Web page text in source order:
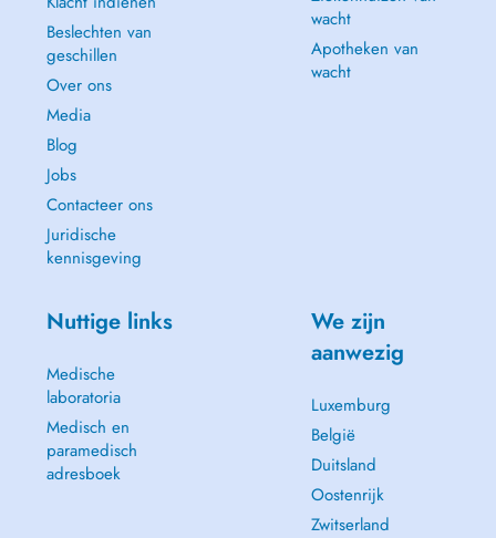
Beslechten van
geschillen
Over ons
Media
Blog
Jobs
Contacteer ons
Juridische
kennisgeving
wacht
Apotheken van
wacht
Nuttige links
Medische
laboratoria
Medisch en
paramedisch
adresboek
We zijn
aanwezig
Luxemburg
België
Duitsland
Oostenrijk
Zwitserland